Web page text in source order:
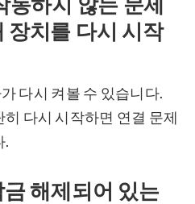
장치를 다시 시작
다시 켜볼 수 있습니다.
다시 시작하면 연결 문제
.
해제되어 있는